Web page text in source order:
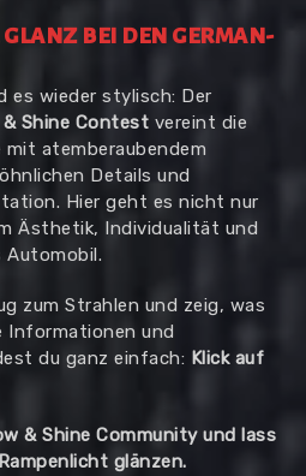
BEI DEN GERMAN-
es wieder stylisch: Der
Shine Contest vereint die
atemberaubendem
Details und
Hier geht es nicht nur
Ästhetik, Individualität und
zum Strahlen und zeig, was
Informationen und
du ganz einfach: Klick auf
& Shine Community und lass
glänzen.